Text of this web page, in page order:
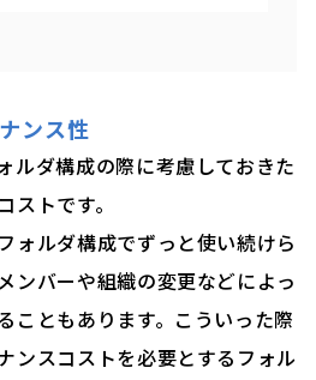
ンス性
ルダ構成の際に考慮しておきた
ストです。
ォルダ構成でずっと使い続けら
ンバーや組織の変更などによっ
こともあります。こういった際
ンスコストを必要とするフォル